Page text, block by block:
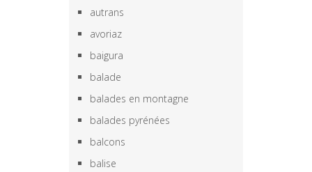
autrans
avoriaz
baigura
balade
balades en montagne
balades pyrénées
balcons
balise